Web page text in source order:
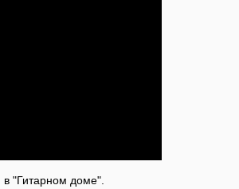
в "Гитарном доме".